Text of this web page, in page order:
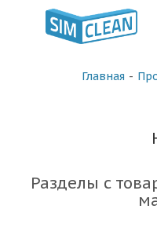
Главная -
Разделы с